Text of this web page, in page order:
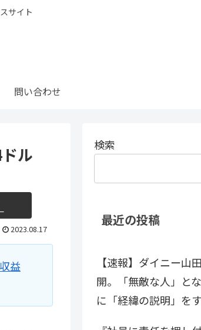
サイト
問い合わせ
ル
2023.08.17
益
検索
最近の投稿
【速報】ダイニー山
開。「無敵な人」と
に「経緯の説明」を